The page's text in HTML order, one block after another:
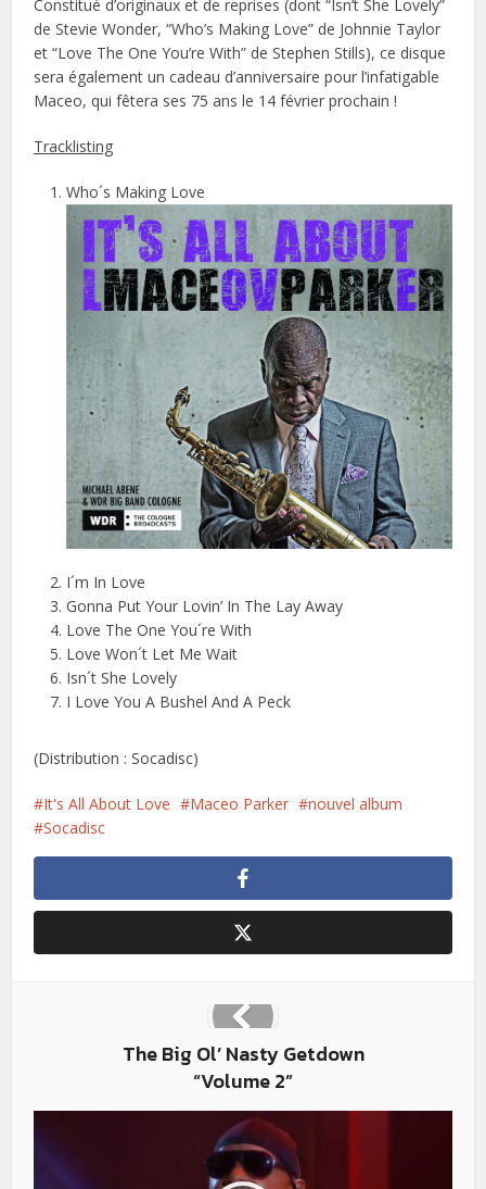
Constitué d’originaux et de reprises (dont “Isn’t She Lovely”
de Stevie Wonder, “Who’s Making Love” de Johnnie Taylor
et “Love The One You’re With” de Stephen Stills), ce disque
sera également un cadeau d’anniversaire pour l’infatigable
Maceo, qui fêtera ses 75 ans le 14 février prochain !
Tracklisting
Who´s Making Love
I´m In Love
Gonna Put Your Lovin’ In The Lay Away
Love The One You´re With
Love Won´t Let Me Wait
Isn´t She Lovely
I Love You A Bushel And A Peck
(Distribution : Socadisc)
It's All About Love Maceo Parker
nouvel album
Socadisc
The Big Ol’ Nasty Getdown
“Volume 2”